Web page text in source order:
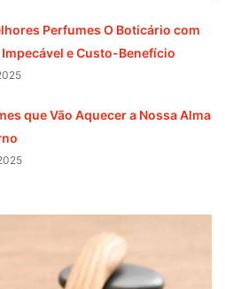
Perfumes O Boticário com
Impecável e Custo-Benefício
que Vão Aquecer a Nossa Alma